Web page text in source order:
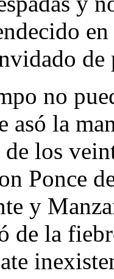
de
no
asó la
los
Ponce
y
de la